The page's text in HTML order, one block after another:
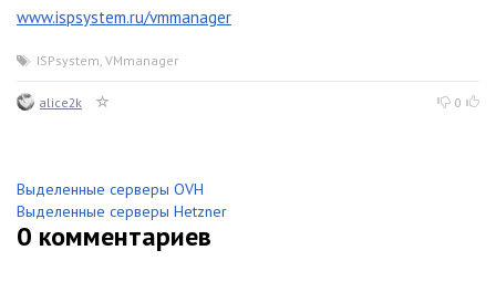
www.ispsystem.ru/vmmanager
ISPsystem, VMmanager
alice2k 0
Выделенные серверы OVH
Выделенные серверы Hetzner
0 комментариев